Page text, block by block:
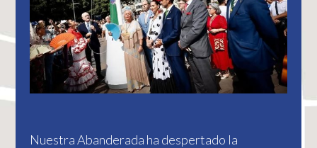
Nuestra Abanderada ha despertado la